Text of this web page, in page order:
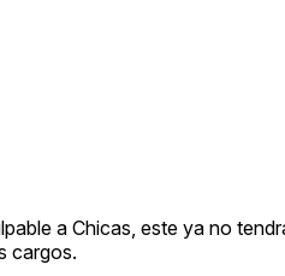
a Chicas, este ya no
cargos.